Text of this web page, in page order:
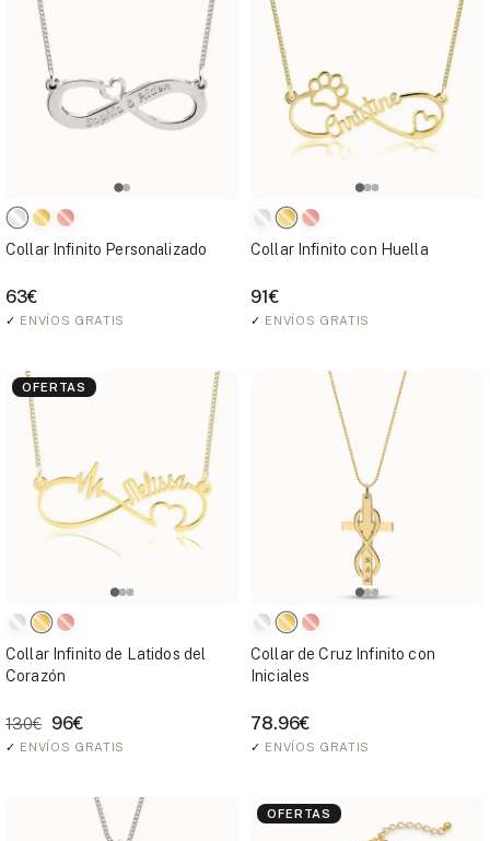
Collar Infinito Personalizado
63€
✓ ENVÍOS GRATIS
Collar Infinito con Huella
91€
✓ ENVÍOS GRATIS
OFERTAS
Collar Infinito de Latidos del
Corazón
130€ 96€
✓ ENVÍOS GRATIS
Collar de Cruz Infinito con
Iniciales
78.96€
✓ ENVÍOS GRATIS
OFERTAS